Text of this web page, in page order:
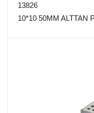
13826
10*10 50MM ALTTAN